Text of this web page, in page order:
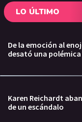
LO ÚLTIMO
De la emoción al
desató una polémica
Karen Reichardt
de un escándalo